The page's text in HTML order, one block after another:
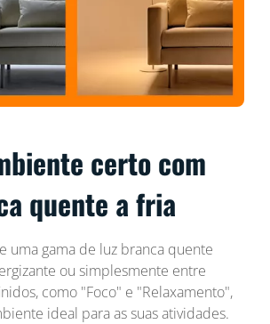
certo com
quente a fria
uma gama de luz branca quente
ou simplesmente entre
como "Foco" e "Relaxamento",
ideal para as suas atividades.